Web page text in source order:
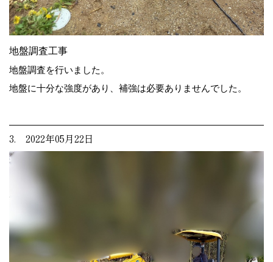
地盤調査工事
地盤調査を行いました。
地盤に十分な強度があり、補強は必要ありませんでした。
3. 2022年05月22日